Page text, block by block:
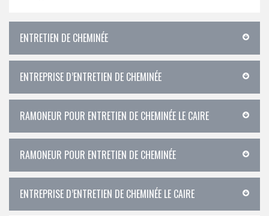
ENTRETIEN DE CHEMINÉE
ENTREPRISE D’ENTRETIEN DE CHEMINÉE
RAMONEUR POUR ENTRETIEN DE CHEMINÉE LE CAIRE
RAMONEUR POUR ENTRETIEN DE CHEMINÉE
ENTREPRISE D’ENTRETIEN DE CHEMINÉE LE CAIRE